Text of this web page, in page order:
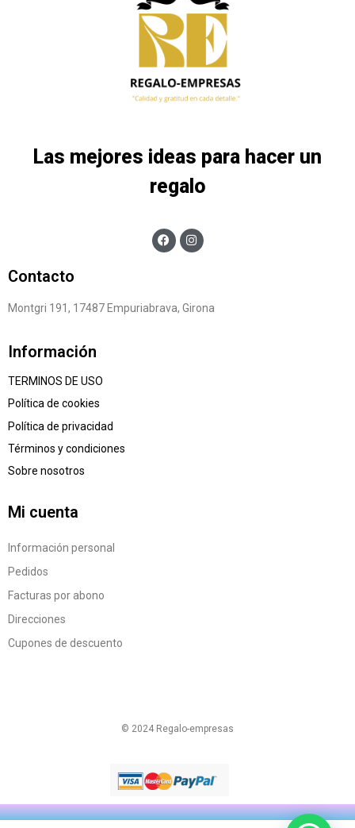
Las mejores ideas para hacer un
regalo
Contacto
Montgri 191, 17487 Empuriabrava, Girona
Información
TERMINOS DE USO
Política de cookies
Política de privacidad
Términos y condiciones
Sobre nosotros
Mi cuenta
Información personal
Pedidos
Facturas por abono
Direcciones
Cupones de descuento
© 2024 Regalo-empresas